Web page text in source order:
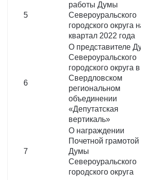
5
работы Думы
Североуральского
городского округа
квартал 2022 года
6
О представителе
Североуральского
городского округа в
Свердловском
региональном
объединении
«Депутатская
вертикаль»
7
О награждении
Почетной грамотой
Думы
Североуральского
городского округа